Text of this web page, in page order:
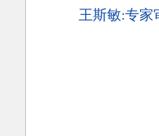
王斯敏:专家